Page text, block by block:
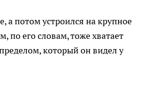
а потом устроился на крупное
по его словам, тоже хватает
который он видел у